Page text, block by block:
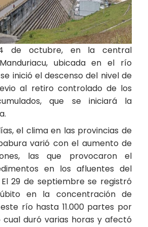
de octubre, en la central
ubicada en el río
inició el descenso del nivel de
al retiro controlado de los
que se iniciará la
el clima en las provincias de
varió con el aumento de
las que provocaron el
en los afluentes del
29 de septiembre se registró
en la concentración de
río hasta 11.000 partes por
cual duró varias horas y afectó